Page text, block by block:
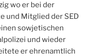
wo er bei der
und Mitglied der SED
sowjetischen
und wieder
er ehrenamtlich